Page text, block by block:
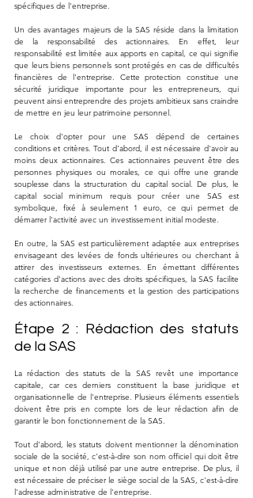
spécifiques de l'entreprise.
Un des avantages majeurs de la SAS réside dans la limitation
de la responsabilité des actionnaires. En effet, leur
responsabilité est limitée aux apports en capital, ce qui signifie
que leurs biens personnels sont protégés en cas de difficultés
financières de l'entreprise. Cette protection constitue une
sécurité juridique importante pour les entrepreneurs, qui
peuvent ainsi entreprendre des projets ambitieux sans craindre
de mettre en jeu leur patrimoine personnel.
Le choix d'opter pour une SAS dépend de certaines
conditions et critères. Tout d'abord, il est nécessaire d'avoir au
moins deux actionnaires. Ces actionnaires peuvent être des
personnes physiques ou morales, ce qui offre une grande
souplesse dans la structuration du capital social. De plus, le
capital social minimum requis pour créer une SAS est
symbolique, fixé à seulement 1 euro, ce qui permet de
démarrer l'activité avec un investissement initial modeste.
En outre, la SAS est particulièrement adaptée aux entreprises
envisageant des levées de fonds ultérieures ou cherchant à
attirer des investisseurs externes. En émettant différentes
catégories d'actions avec des droits spécifiques, la SAS facilite
la recherche de financements et la gestion des participations
des actionnaires.
Étape 2 : Rédaction des statuts
de la SAS
La rédaction des statuts de la SAS revêt une importance
capitale, car ces derniers constituent la base juridique et
organisationnelle de l'entreprise. Plusieurs éléments essentiels
doivent être pris en compte lors de leur rédaction afin de
garantir le bon fonctionnement de la SAS.
Tout d'abord, les statuts doivent mentionner la dénomination
sociale de la société, c'est-à-dire son nom officiel qui doit être
unique et non déjà utilisé par une autre entreprise. De plus, il
est nécessaire de préciser le siège social de la SAS, c'est-à-dire
l'adresse administrative de l'entreprise.